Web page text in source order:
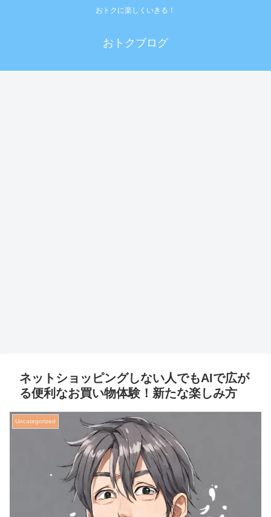
おトクに楽しくいきる！
おトクブログ
ネットショッピングしない人でもAIで広が
る便利なお買い物体験！新たな楽しみ方
Uncategorized